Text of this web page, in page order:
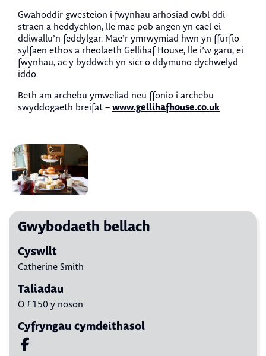
Gwahoddir gwesteion i fwynhau arhosiad cwbl ddi-
straen a heddychlon, lle mae pob angen yn cael ei
ddiwallu’n feddylgar. Mae’r ymrwymiad hwn yn ffurfio
sylfaen ethos a rheolaeth Gellihaf House, lle i’w garu, ei
fwynhau, ac y byddwch yn sicr o ddymuno dychwelyd
iddo.
Beth am archebu ymweliad neu ffonio i archebu
swyddogaeth breifat – www.gellihafhouse.co.uk
Gwybodaeth bellach
Cyswllt
Catherine Smith
Taliadau
O £150 y noson
Cyfryngau cymdeithasol
Visit us on Facebook